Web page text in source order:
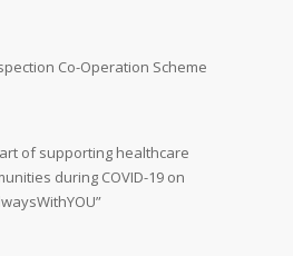
Co-Operation Scheme
of supporting healthcare
during COVID-19 on